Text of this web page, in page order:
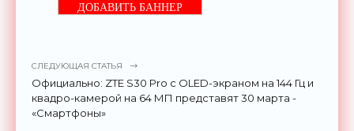
ДОБАВИТЬ БАННЕР
СЛЕДУЮЩАЯ СТАТЬЯ
Официально: ZTE S30 Pro c OLED-экраном на 144 Гц и
квадро-камерой на 64 МП представят 30 марта -
«Смартфоны»